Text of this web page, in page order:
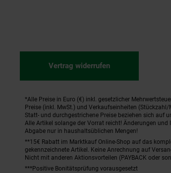
Vertrag widerrufen
Fußnoten
*Alle Preise in Euro (€) inkl. gesetzlicher
Preise (inkl. MwSt.) und Verkaufseinheiten
Statt- und durchgestrichene Preise beziehen sich auf
Alle Artikel solange der Vorrat reicht! Änderungen
Abgabe nur in haushaltsüblichen Mengen!
**15€ Rabatt im Marktkauf Online-Shop auf das
gekennzeichnete Artikel. Keine Anrechnung auf
Nicht mit anderen Aktionsvorteilen (PAYBACK oder
***Positive Bonitätsprüfung vorausgesetzt